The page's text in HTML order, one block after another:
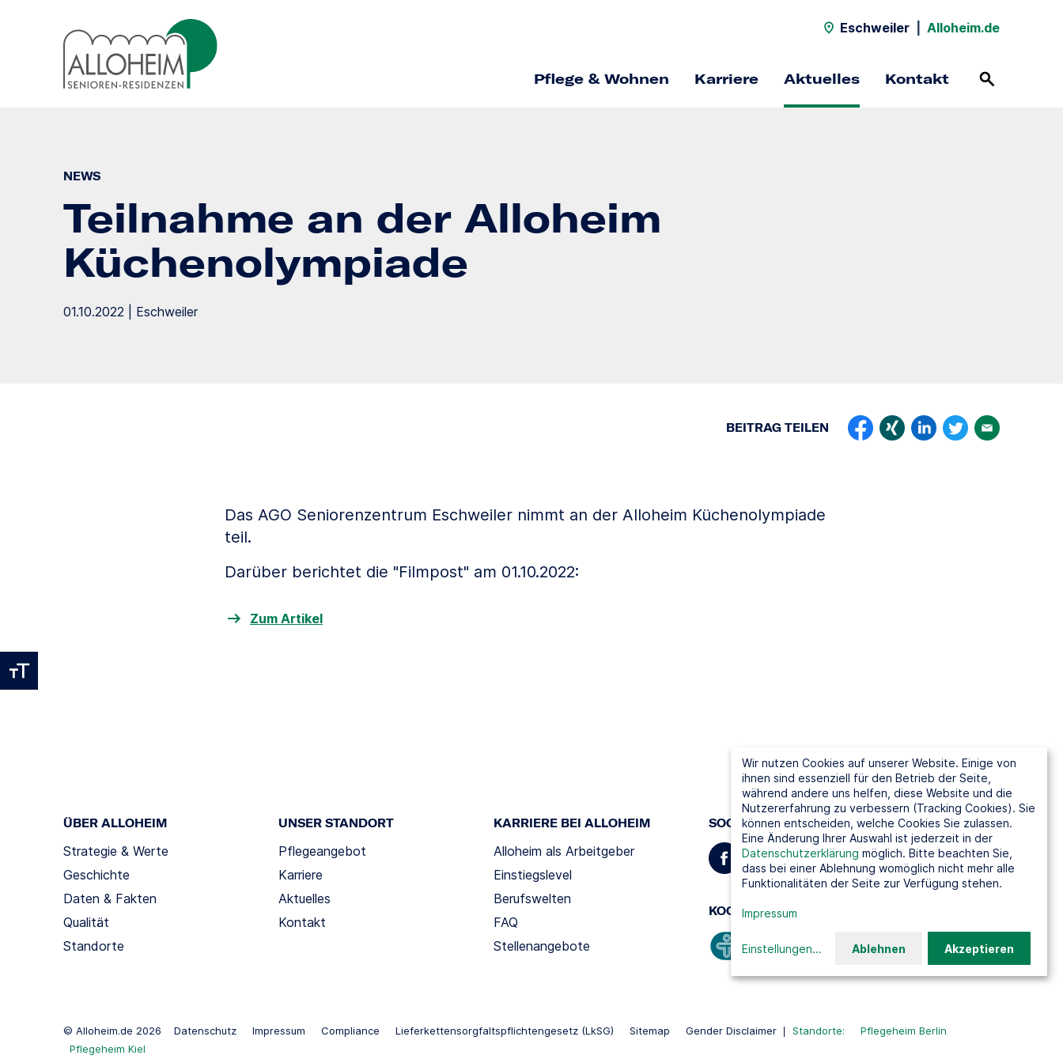
Eschweiler Alloheim.de
Pflege & Wohnen Karriere Aktuelles Kontakt
NEWS
Teilnahme an der Alloheim
Küchenolympiade
01.10.2022 | Eschweiler
BEITRAG TEILEN
Das AGO Seniorenzentrum Eschweiler nimmt an der Alloheim Küchenolympiade
teil.
Darüber berichtet die "Filmpost" am 01.10.2022:
Zum Artikel
ÜBER ALLOHEIM
Strategie & Werte
Geschichte
Daten & Fakten
Qualität
Standorte
UNSER STANDORT
Pflegeangebot
Karriere
Aktuelles
Kontakt
KARRIERE BEI ALLOHEIM
Alloheim als Arbeitgeber
Einstiegslevel
Berufswelten
FAQ
Stellenangebote
SOCIAL MEDIA
KOOPERATIONSPARTNER
© Alloheim.de 2026 Datenschutz Impressum Compliance Lieferkettensorgfaltspflichtengesetz (LkSG) Sitemap Gender Disclaimer Standorte:
Pflegeheim Berlin
Pflegeheim Kiel
Wir nutzen Cookies auf unserer Website. Einige von
ihnen sind essenziell für den Betrieb der Seite,
während andere uns helfen, diese Website und die
Nutzererfahrung zu verbessern (Tracking Cookies). Sie
können entscheiden, welche Cookies Sie zulassen.
Eine Änderung Ihrer Auswahl ist jederzeit in der
Datenschutzerklärung möglich. Bitte beachten Sie,
dass bei einer Ablehnung womöglich nicht mehr alle
Funktionalitäten der Seite zur Verfügung stehen.
Impressum
Einstellungen... Ablehnen Akzeptieren